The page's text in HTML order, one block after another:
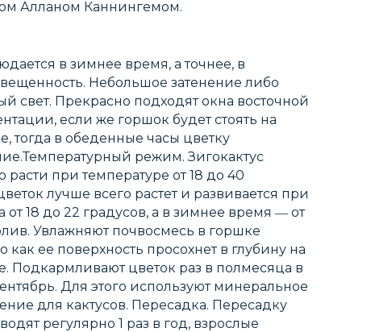
Алланом Каннингемом.
в зимнее время, а точнее, в
Небольшое затенение либо
свет. Прекрасно подходят окна восточной
если же горшок будет стоять на
тогда в обеденные часы цветку
режим. Зигокактус
при температуре от 18 до 40
лучше всего растет и развивается при
от 18 до 22 градусов, а в зимнее время ― от
Увлажняют почвосмесь в горшке
как ее поверхность просохнет в глубину на
Подкармливают цветок раз в полмесяца в
Для этого используют минеральное
для кактусов. Пересадка. Пересадку
регулярно 1 раз в год, взрослые